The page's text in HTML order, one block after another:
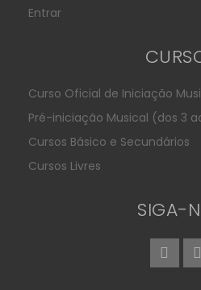
Entrar
Curso Oficial de Iniciação
Pré-iniciação Musical (dos 3
Cursos Básico e Secundários
Cursos Livres
SIGA-